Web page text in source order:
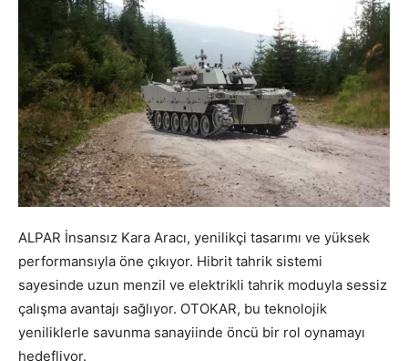
ALPAR İnsansız Kara Aracı, yenilikçi tasarımı ve yüksek
performansıyla öne çıkıyor. Hibrit tahrik sistemi
sayesinde uzun menzil ve elektrikli tahrik moduyla sessiz
çalışma avantajı sağlıyor. OTOKAR, bu teknolojik
yeniliklerle savunma sanayiinde öncü bir rol oynamayı
hedefliyor.